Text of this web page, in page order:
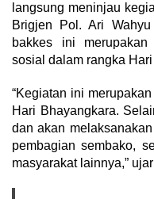
langsung meninjau
Brigjen Pol. Ari
bakkes ini
sosial dalam rangka
“Kegiatan ini
Hari Bhayangkara.
dan akan
pembagian sembako,
masyarakat lainnya,”